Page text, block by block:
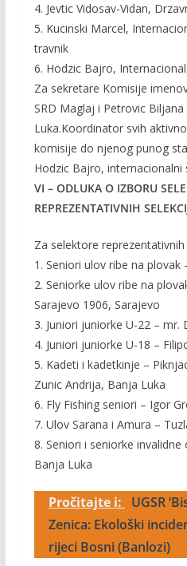
4. Jevtic Vidosav-Vidan,
5. Kucinski Marcel,
travnik
6. Hodzic Bajro,
Za sekretare Komisije
SRD Maglaj i Petrovic Biljana
Luka.Koordinator svih
komisije do njenog punog
Hodzic Bajro, internacionalni
VI – ODLUKA O IZBORU
REPREZENTATIVNIH
Za selektore
1. Seniori ulov ribe na plovak
2. Seniorke ulov ribe na
Sarajevo 1906, Sarajevo
3. Juniori juniorke U-22 – mr.
4. Juniori juniorke U-18 –
5. Kadeti i kadetkinje –
Zunic Andrija, Banja Luka
6. Fly Fishing seniori – Igor
7. Ulov Sarana i Amura –
8. Seniori i seniorke
Banja Luka
Pročitajte i:
UGSR
Zenica: Ekološki
rijeci Bosni (Banlozi)